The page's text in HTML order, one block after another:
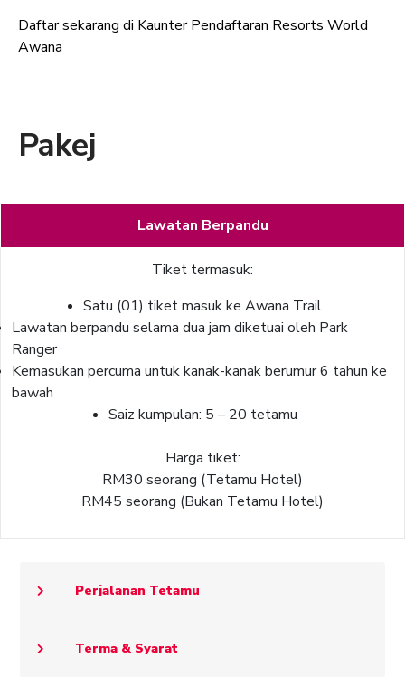
Daftar sekarang di Kaunter Pendaftaran Resorts World
Awana
Pakej
Lawatan Berpandu
Tiket termasuk:
Satu (01) tiket masuk ke Awana Trail
Lawatan berpandu selama dua jam diketuai oleh Park
Ranger
Kemasukan percuma untuk kanak-kanak berumur 6 tahun ke
bawah
Saiz kumpulan: 5 – 20 tetamu
Harga tiket:
RM30 seorang (Tetamu Hotel)
RM45 seorang (Bukan Tetamu Hotel)
Perjalanan Tetamu
Terma & Syarat